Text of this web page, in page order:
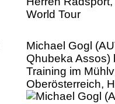
Michael Gogl
Qhubeka Assos)
Training im
Oberösterreich,
Radsport, UCI